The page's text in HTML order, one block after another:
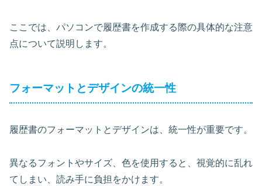
ここでは、パソコンで履歴書を作成する際の具体的な注意
点について説明します。
フォーマットとデザインの統一性
履歴書のフォーマットとデザインは、 統一性が重要です。
異なるフォントやサイズ、色を使用すると、視覚的に乱れ
てしまい、読み手に負担をかけます。